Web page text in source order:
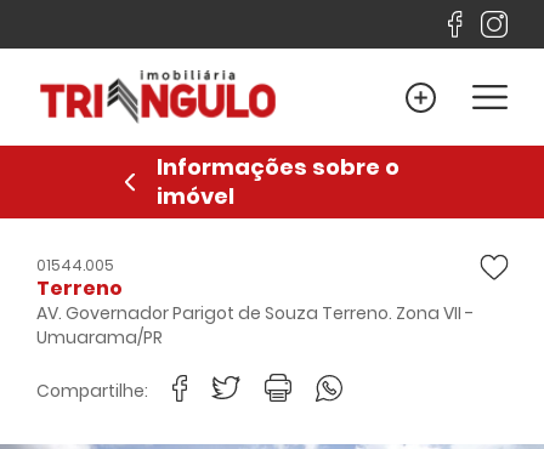
Home
Venda
Locação
Lançamentos
Sobre
Financiamento
Contato
Informações sobre o
imóvel
01544.005
Terreno
AV. Governador Parigot de Souza Terreno. Zona VII -
Umuarama/PR
Compartilhe: